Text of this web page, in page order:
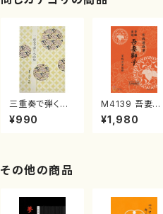
三重奏で弾く名
曲集 クリスマ
スメドレー( 箏
¥990
M4139 吾妻獅
子《箏曲楽譜》
（箏/宮城道雄
¥1,980
その他の商品